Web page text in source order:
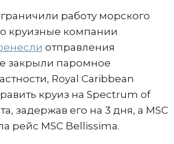
работу морского
круизные компании
отправления
закрыли паромное
Royal Caribbean
круиз на Spectrum of
задержав его на 3 дня, а MSC
рейс MSC Bellissima.